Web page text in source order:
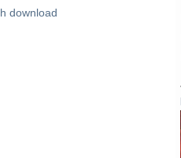
download